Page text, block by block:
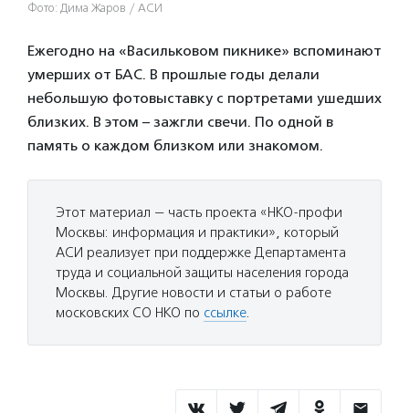
Фото: Дима Жаров / АСИ
Ежегодно на «Васильковом пикнике» вспоминают
умерших от БАС. В прошлые годы делали
небольшую фотовыставку с портретами ушедших
близких. В этом – зажгли свечи. По одной в
память о каждом близком или знакомом.
Этот материал — часть проекта «НКО-профи
Москвы: информация и практики», который
АСИ реализует при поддержке Департамента
труда и социальной защиты населения города
Москвы. Другие новости и статьи о работе
московских СО НКО по ссылке.